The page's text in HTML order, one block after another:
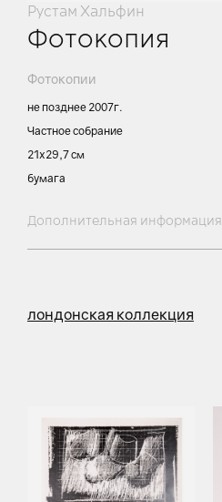
Рустам Хальфин
Фотокопия
Фотокопии
не позднее 2007г.
Частное собрание
21х29,7 см
бумага
Дополнительная информация
лондонская коллекция